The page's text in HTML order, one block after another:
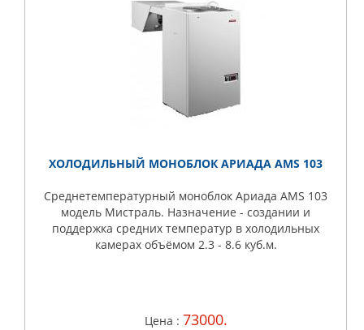
ХОЛОДИЛЬНЫЙ МОНОБЛОК АРИАДА AMS 103
Среднетемпературный моноблок Ариада AMS 103
модель Мистраль. Назначение - создании и
поддержка средних температур в холодильных
камерах объёмом 2.3 - 8.6 куб.м.
Цена : 73000.